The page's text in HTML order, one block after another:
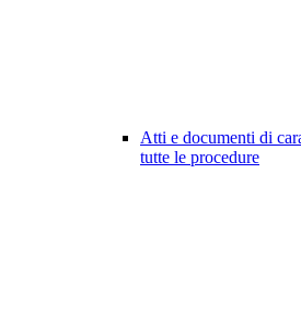
Atti e documenti di
tutte le procedure